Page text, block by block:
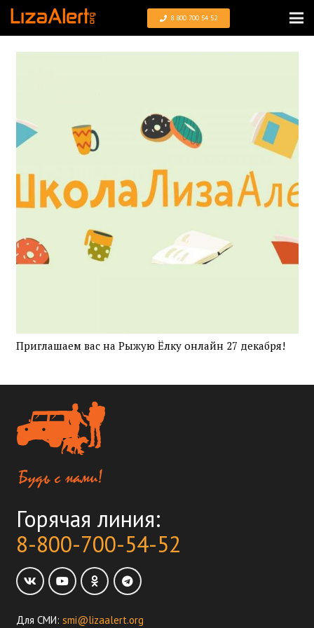
8 800 700 54 52
Приглашаем вас на Рыжую Ёлку онлайн 27 декабря!
Горячая линия:
8-800-700-54-52
Для СМИ: smi@lizaalert.org